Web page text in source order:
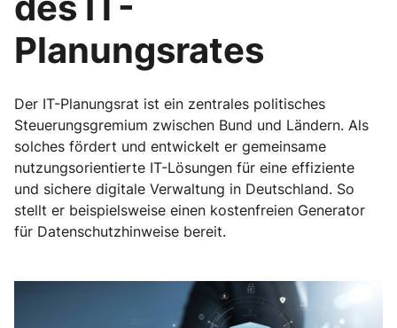
Planungsrates
Der IT-Planungsrat ist ein zentrales politisches
Steuerungsgremium zwischen Bund und Ländern. Als
solches fördert und entwickelt er gemeinsame
nutzungsorientierte IT-Lösungen für eine effiziente
und sichere digitale Verwaltung in Deutschland. So
stellt er beispielsweise einen kostenfreien Generator
für Datenschutzhinweise bereit.